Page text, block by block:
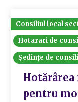
Consiliul local
Hotarari de
Ședințe de
Hotărârea
pentru